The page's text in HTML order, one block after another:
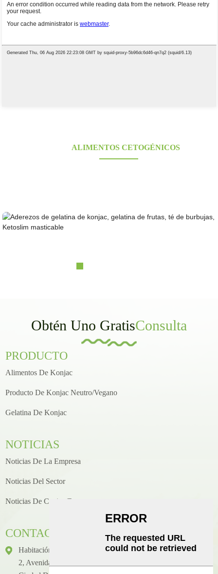
ALIMENTOS CETOGÉNICOS
Obtén Uno GratisConsulta
PRODUCTO
Alimentos De Konjac
Producto De Konjac Neutro/vegano
Gelatina De Konjac
NOTICIAS
Noticias De La Empresa
Noticias Del Sector
Noticias De Cocina/recetas
CONTACTO
Habitación 1416, Piso 14, Edificio Internacional Junhao, N.°
2, Avenida Chenjiang Zhongkai, Distrito De Huicheng,